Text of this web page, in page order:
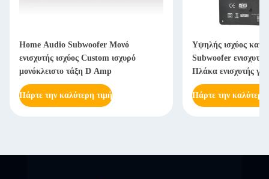
Home Audio Subwoofer Μονό
ενισχυτής ισχύος Custom ισχυρό
μονόκλειστο τάξη D Amp
Πάρτε την καλύτερη τιμή
Υψηλής ισχύος
Subwoofer
Πλάκα ενισχυτής
ντουλάπια
Πάρτε την καλύτερη